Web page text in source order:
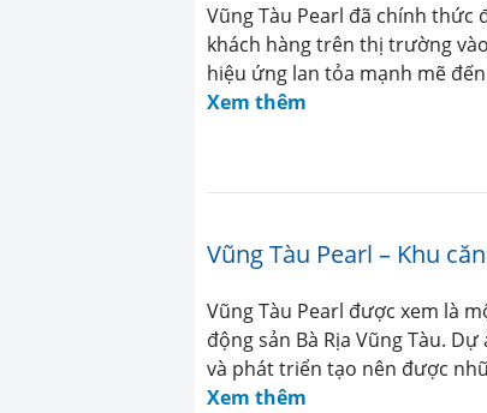
Vũng Tàu Pearl đã chính
khách hàng trên thị trường
hiệu ứng lan tỏa mạnh mẽ
Xem thêm
Vũng Tàu Pearl – Khu
Vũng Tàu Pearl được xem là
động sản Bà Rịa Vũng Tàu.
và phát triển tạo nên được
Xem thêm